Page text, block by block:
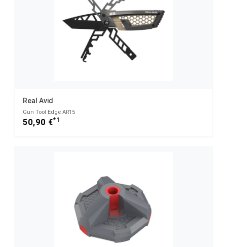
Real Avid
Gun Tool Edge AR15
50,90 €*1